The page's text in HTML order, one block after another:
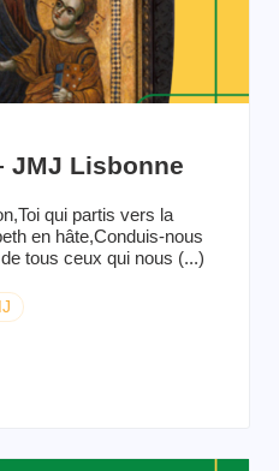
JMJ Lisbonne
qui partis vers la
en hâte,Conduis-nous
tous ceux qui nous (...)